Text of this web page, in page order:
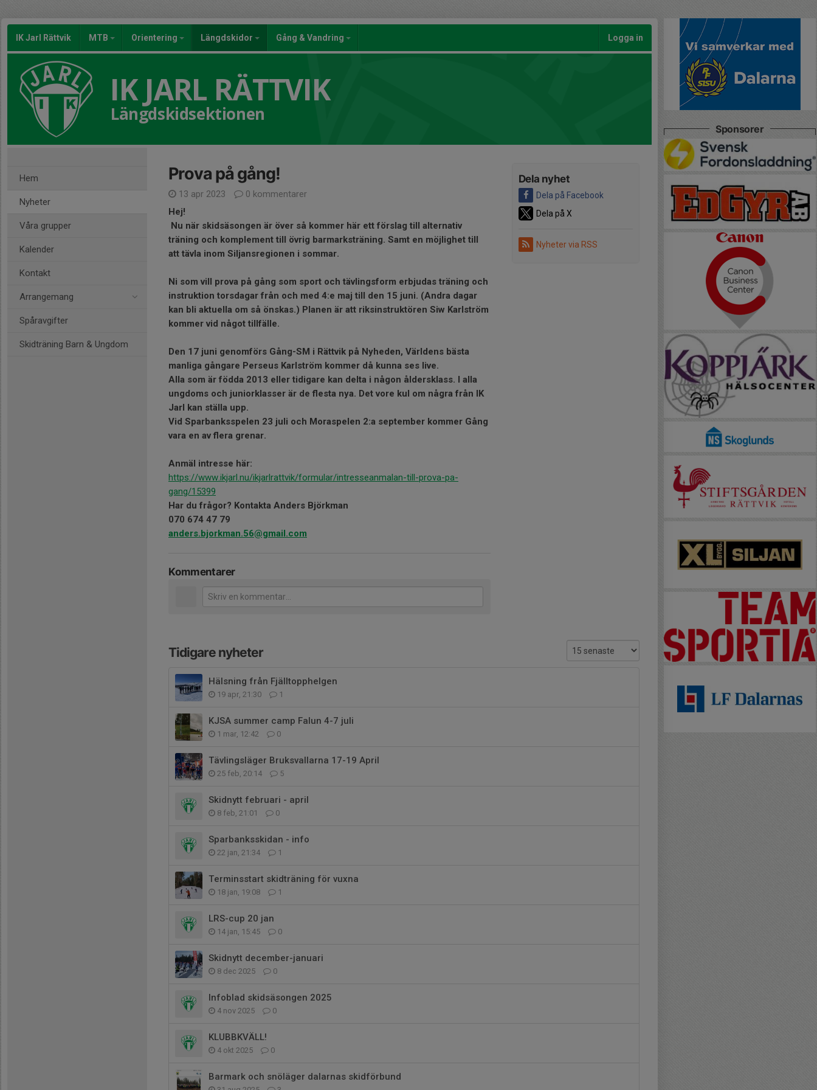
IK Jarl Rättvik MTB Orientering Längdskidor Gång & Vandring Logga in
IK JARL RÄTTVIK
Längdskidsektionen
Hem
Nyheter
Våra grupper
Kalender
Kontakt
Arrangemang
Spåravgifter
Skidträning Barn & Ungdom
Dela nyhet
Dela på Facebook
Dela på X
Nyheter via RSS
Prova på gång!
13 apr 2023
0 kommentarer
Hej!
Nu när skidsäsongen är över så kommer här ett förslag till alternativ
träning och komplement till övrig barmarksträning. Samt en möjlighet till
att tävla inom Siljansregionen i sommar.
Ni som vill prova på gång som sport och tävlingsform erbjudas träning och
instruktion torsdagar från och med 4:e maj till den 15 juni. (Andra dagar
kan bli aktuella om så önskas.) Planen är att riksinstruktören Siw Karlström
kommer vid något tillfälle.
Den 17 juni genomförs Gång-SM i Rättvik på Nyheden, Världens bästa
manliga gångare Perseus Karlström kommer då kunna ses live.
Alla som är födda 2013 eller tidigare kan delta i någon åldersklass. I alla
ungdoms och juniorklasser är de flesta nya. Det vore kul om några från IK
Jarl kan ställa upp.
Vid Sparbanksspelen 23 juli och Moraspelen 2:a september kommer Gång
vara en av flera grenar.
Anmäl intresse här:
https://www.ikjarl.nu/ikjarlrattvik/formular/intresseanmalan-till-prova-pa-
gang/15399
Har du frågor? Kontakta Anders Björkman
070 674 47 79
anders.bjorkman.56@gmail.com
Kommentarer
Tidigare nyheter
Hälsning från Fjälltopphelgen
19 apr, 21:30 1
KJSA summer camp Falun 4-7 juli
1 mar, 12:42 0
Tävlingsläger Bruksvallarna 17-19 April
25 feb, 20:14 5
Skidnytt februari - april
8 feb, 21:01 0
Sparbanksskidan - info
22 jan, 21:34 1
Terminsstart skidträning för vuxna
18 jan, 19:08 1
LRS-cup 20 jan
14 jan, 15:45 0
Skidnytt december-januari
8 dec 2025 0
Infoblad skidsäsongen 2025
4 nov 2025 0
KLUBBKVÄLL!
4 okt 2025 0
Barmark och snöläger dalarnas skidförbund
Sponsorer